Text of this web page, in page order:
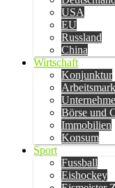
USA
EU
Russland
China
Wirtschaft
Konjunktur
Börse und
Immobilien
Konsum
Sport
Fussball
Eishockey